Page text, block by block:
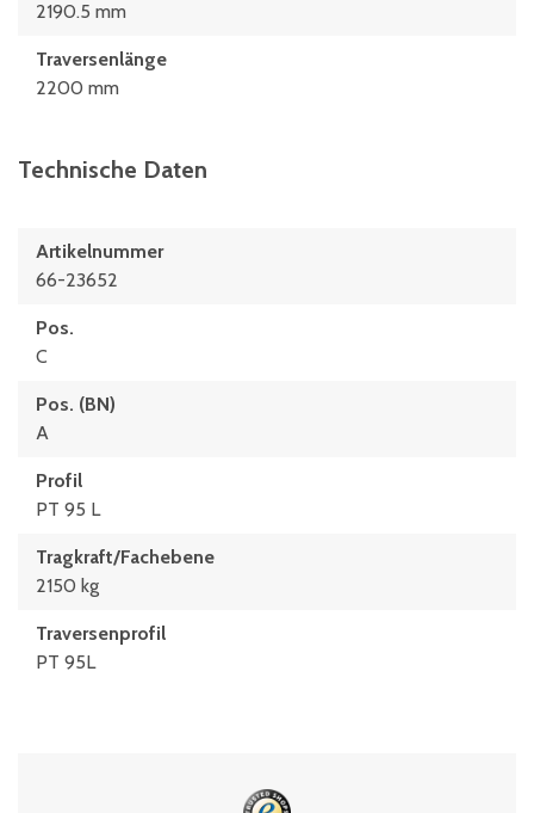
2190.5 mm
Traversenlänge
2200 mm
Technische Daten
Artikelnummer
66-23652
Pos.
C
Pos. (BN)
A
Profil
PT 95 L
Tragkraft/Fachebene
2150 kg
Traversenprofil
PT 95L